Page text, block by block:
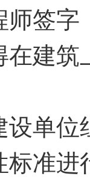
字
建
位组
准